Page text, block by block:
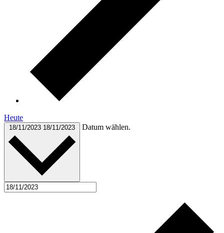
Heute
18/11/2023 18/11/2023 Datum wählen.